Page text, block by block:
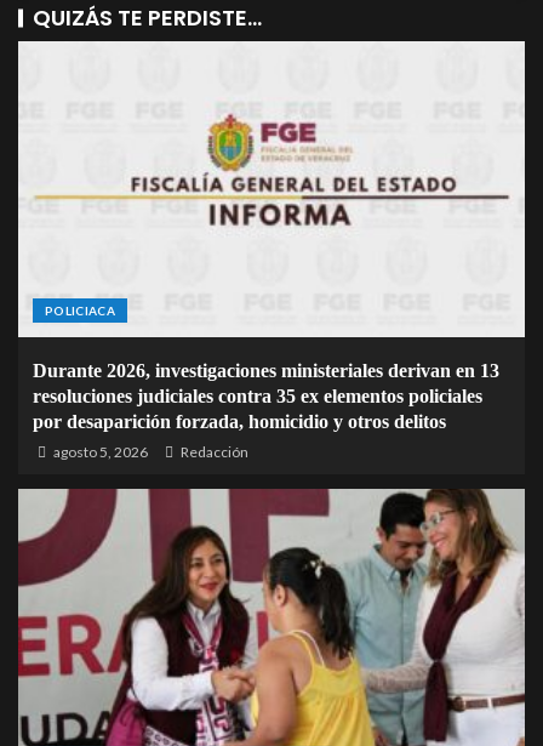
QUIZÁS TE PERDISTE...
POLICIACA
Durante 2026, investigaciones ministeriales derivan en 13
resoluciones judiciales contra 35 ex elementos policiales
por desaparición forzada, homicidio y otros delitos
agosto 5, 2026 Redacción